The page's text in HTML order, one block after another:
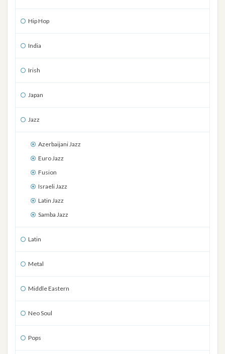
Hip Hop
India
Irish
Japan
Jazz
Azerbaijani Jazz
Euro Jazz
Fusion
Israeli Jazz
Latin Jazz
Samba Jazz
Latin
Metal
Middle Eastern
Neo Soul
Pops